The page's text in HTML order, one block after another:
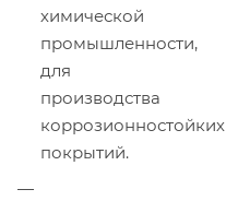
химической
промышленности,
для
производства
коррозионностойких
покрытий.